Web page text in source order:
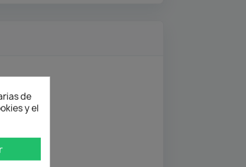
de
y el